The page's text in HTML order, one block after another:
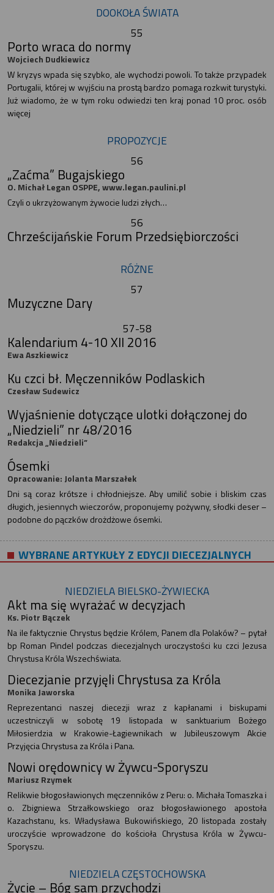
DOOKOŁA ŚWIATA
55
Porto wraca do normy
Wojciech Dudkiewicz
W kryzys wpada się szybko, ale wychodzi powoli. To także przypadek
Portugalii, której w wyjściu na prostą bardzo pomaga rozkwit turystyki.
Już wiadomo, że w tym roku odwiedzi ten kraj ponad 10 proc. osób
więcej
PROPOZYCJE
56
„Zaćma” Bugajskiego
O. Michał Legan OSPPE, www.legan.paulini.pl
Czyli o ukrzyżowanym żywocie ludzi złych…
56
Chrześcijańskie Forum Przedsiębiorczości
RÓŻNE
57
Muzyczne Dary
57-58
Kalendarium 4-10 XII 2016
Ewa Aszkiewicz
Ku czci bł. Męczenników Podlaskich
Czesław Sudewicz
Wyjaśnienie dotyczące ulotki dołączonej do
„Niedzieli” nr 48/2016
Redakcja „Niedzieli”
Ósemki
Opracowanie: Jolanta Marszałek
Dni są coraz krótsze i chłodniejsze. Aby umilić sobie i bliskim czas
długich, jesiennych wieczorów, proponujemy pożywny, słodki deser –
podobne do pączków drożdżowe ósemki.
WYBRANE ARTYKUŁY Z EDYCJI DIECEZJALNYCH
NIEDZIELA BIELSKO-ŻYWIECKA
Akt ma się wyrażać w decyzjach
Ks. Piotr Bączek
Na ile faktycznie Chrystus będzie Królem, Panem dla Polaków? – pytał
bp Roman Pindel podczas diecezjalnych uroczystości ku czci Jezusa
Chrystusa Króla Wszechświata.
Diecezjanie przyjęli Chrystusa za Króla
Monika Jaworska
Reprezentanci naszej diecezji wraz z kapłanami i biskupami
uczestniczyli w sobotę 19 listopada w sanktuarium Bożego
Miłosierdzia w Krakowie-Łagiewnikach w Jubileuszowym Akcie
Przyjęcia Chrystusa za Króla i Pana.
Nowi orędownicy w Żywcu-Sporyszu
Mariusz Rzymek
Relikwie błogosławionych męczenników z Peru: o. Michała Tomaszka i
o. Zbigniewa Strzałkowskiego oraz błogosławionego apostoła
Kazachstanu, ks. Władysława Bukowińskiego, 20 listopada zostały
uroczyście wprowadzone do kościoła Chrystusa Króla w Żywcu-
Sporyszu.
NIEDZIELA CZĘSTOCHOWSKA
Życie – Bóg sam przychodzi